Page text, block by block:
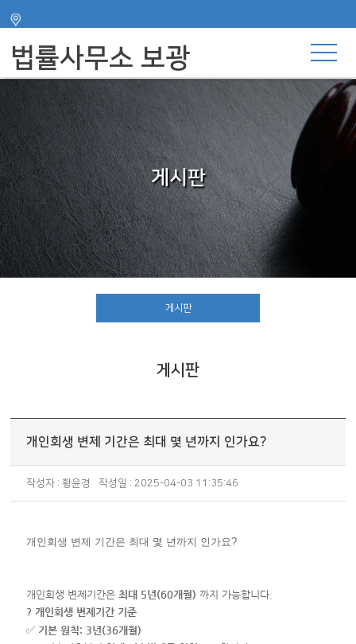
법률사무소 보광
게시판
게시판
게시판
개인회생 변제 기간은 최대 몇 년까지 인가요?
작성자 : 황윤경 작성일 : 2025-04-03 11:35:46
개인회생 변제 기간은 최대 몇 년까지 인가요?
개인회생 변제기간은최대 5년(60개월) 까지 가능합니다.
? 개인회생 변제기간 기준
✅ 기본 원칙: 3년(36개월)